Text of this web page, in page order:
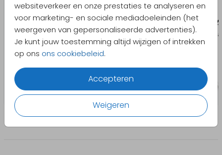
websiteverkeer en onze prestaties te analyseren en
voor marketing- en sociale mediadoeleinden (het
weergeven van gepersonaliseerde advertenties).
Je kunt jouw toestemming altijd wijzigen of intrekken
op ons ons cookiebeleid.
Accepteren
Weigeren